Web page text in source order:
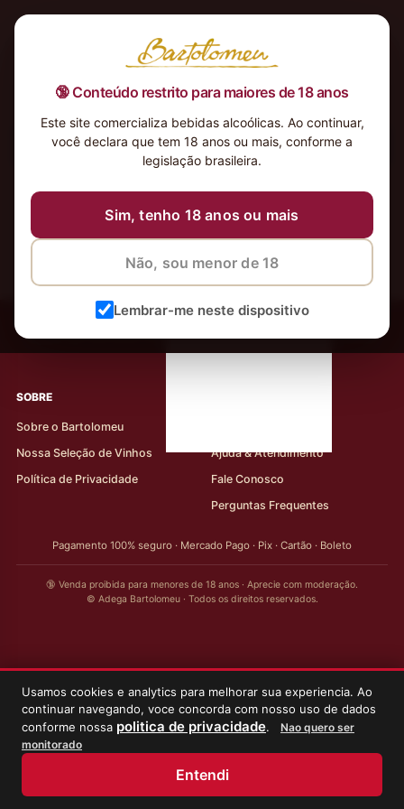
🔞 Conteúdo restrito para maiores de 18 anos
Este site comercializa bebidas alcoólicas. Ao continuar,
você declara que tem 18 anos ou mais, conforme a
legislação brasileira.
Sim, tenho 18 anos ou mais
Não, sou menor de 18
Lembrar-me neste dispositivo
Nenhum produto foi encontrado para a sua seleção.
Usamos cookies e analytics para melhorar sua experiencia. Ao
continuar navegando, voce concorda com nosso uso de dados
conforme nossa politica de privacidade.
Nao quero ser
monitorado
Entendi
‹ Meus Vinhos
Mais de 80.000 clientes apaixonados por nossos
rótulos
SOBRE
Sobre o Bartolomeu
Nossa Seleção de Vinhos
Política de Privacidade
Ajuda & Atendimento
Fale Conosco
Perguntas Frequentes
Pagamento 100% seguro · Mercado Pago · Pix · Cartão · Boleto
🔞 Venda proibida para menores de 18 anos · Aprecie com moderação.
© Adega Bartolomeu · Todos os direitos reservados.